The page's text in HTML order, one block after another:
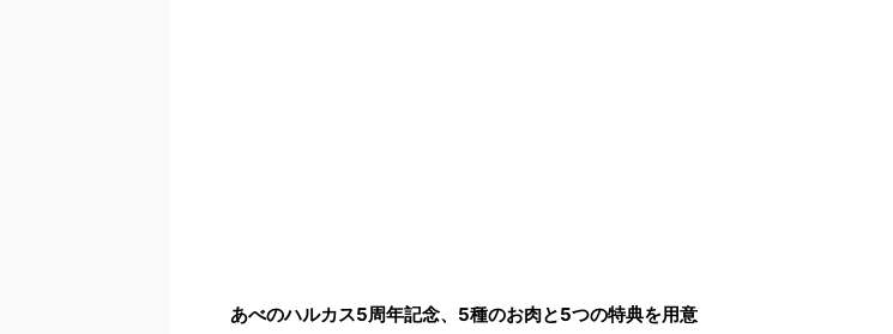
あべのハルカス5周年記念、5種のお肉と5つの特典を用意